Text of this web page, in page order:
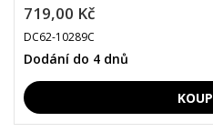
719,00 Kč
DC62-10289C
Dodání do 4 dnů